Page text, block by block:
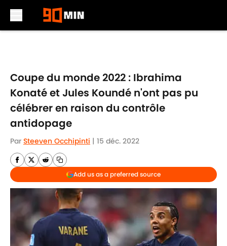
Coupe du monde 2022 : Ibrahima
Konaté et Jules Koundé n'ont pas pu
célébrer en raison du contrôle
antidopage
Par Steeven Occhipinti | 15 déc. 2022
Add us as a preferred source